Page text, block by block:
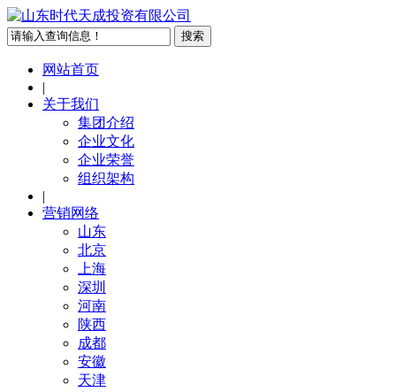
网站首页
|
关于我们
集团介绍
企业文化
企业荣誉
组织架构
|
营销网络
山东
北京
上海
深圳
河南
陕西
成都
安徽
天津